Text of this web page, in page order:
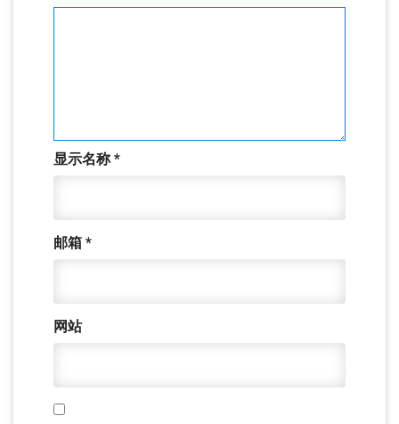
显示名称*
邮箱 *
网站